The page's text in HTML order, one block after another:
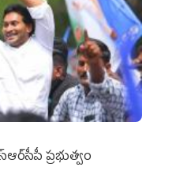
ప్రభుత్వం